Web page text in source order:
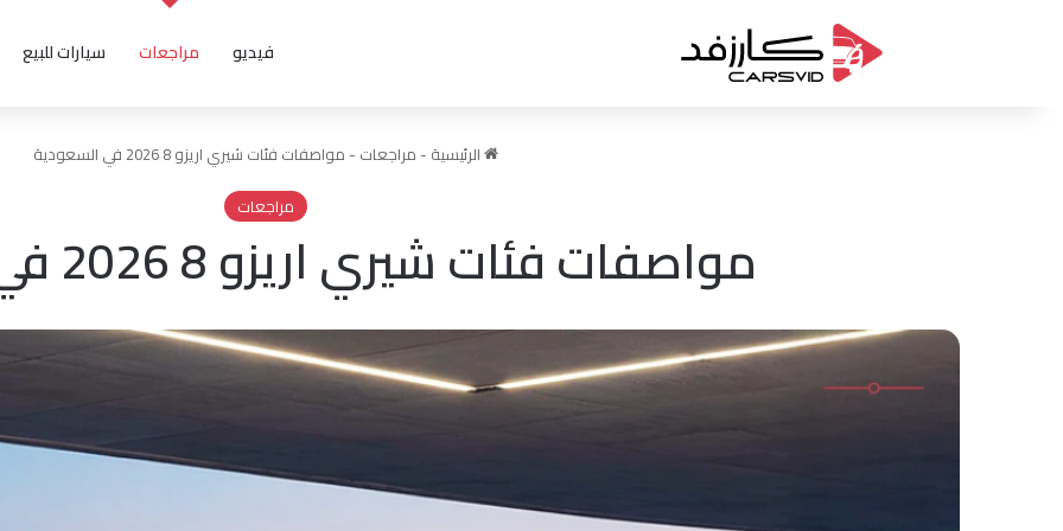
فيديو مراجعات سيارات للبيع
الرئيسية - مراجعات - مواصفات فئات شيري اريزو 8 2026 في السعودية
مراجعات
مواصفات فئات شيري اريزو 8 2026 في السعودية